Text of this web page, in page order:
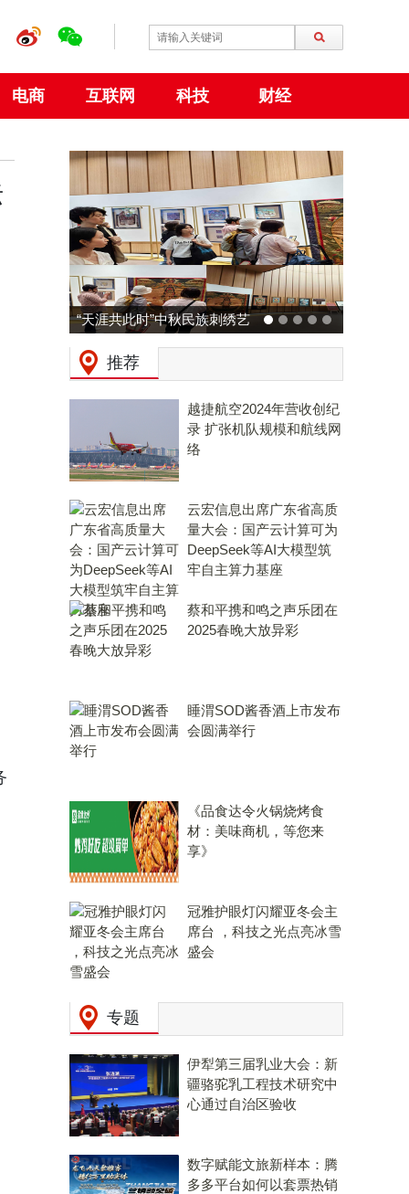
电商 互联网 科技 财经
动力火车 × 广州草莓音乐节
预热：拒绝压力，和Z时代一
起现场「干翻老板」！
推荐
越捷航空2024年营收创纪
录 扩张机队规模和航线网
络
云宏信息出席广东省高质
量大会：国产云计算可为
DeepSeek等AI大模型筑
牢自主算力基座
蔡和平携和鸣之声乐团在
2025春晚大放异彩
睡渭SOD酱香酒上市发布
会圆满举行
《品食达令火锅烧烤食
材：美味商机，等您来
享》
冠雅护眼灯闪耀亚冬会主
席台 ，科技之光点亮冰雪
盛会
专题
伊犁第三届乳业大会：新
疆骆驼乳工程技术研究中
心通过自治区验收
数字赋能文旅新样本：腾
多多平台如何以套票热销